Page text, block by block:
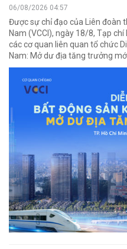
06/08/2026 04:57
Được sự chỉ đạo của Liên đoàn
Nam (VCCI), ngày 18/8, Tạp
các cơ quan liên quan tổ chức
Nam: Mở dư địa tăng trưởng